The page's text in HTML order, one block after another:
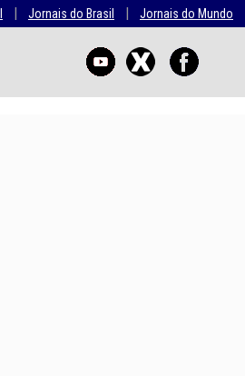
| Jornais do Brasil | Jornais do Mundo